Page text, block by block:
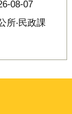
08-07
所‧民政課